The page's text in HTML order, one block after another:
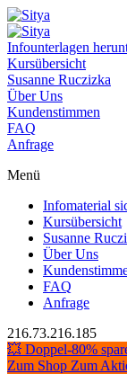
Infounterlagen
Kursübersicht
Susanne Ruczizka
Über Uns
Kundenstimmen
FAQ
Anfrage
Menü
Infomaterial
Kursübersicht
Susanne
Über Uns
FAQ
Anfrage
216.73.216.185
💥 Doppel-80%
Zum Shop Zum